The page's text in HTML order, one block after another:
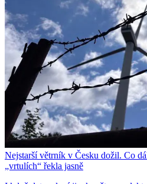
Nejstarší větrník v Česku dožil. Co
„vrtulích“ řekla jasně